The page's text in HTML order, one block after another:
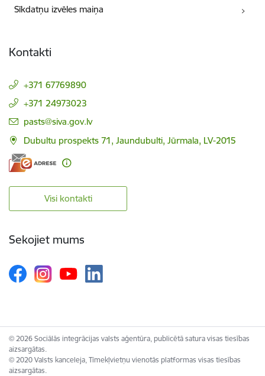
Sīkdatņu izvēles maiņa
Kontakti
+371 67769890
+371 24973023
E-pasts:
pasts@siva.gov.lv
Dubultu prospekts 71, Jaundubulti, Jūrmala, LV-2015
Visi kontakti
Sekojiet mums
© 2026 Sociālās integrācijas valsts aģentūra, publicētā satura visas tiesības
aizsargātas.
© 2020 Valsts kanceleja, Tīmekļvietņu vienotās platformas visas tiesības
aizsargātas.